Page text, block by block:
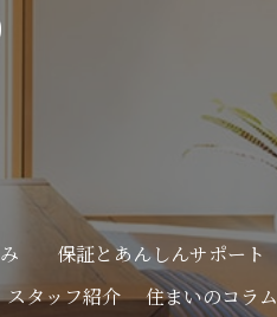
保証とあんしんサポート
スタッフ紹介 住まいのコラム